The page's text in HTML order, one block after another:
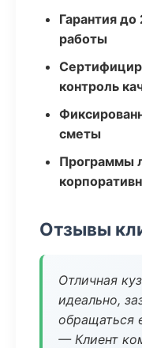
Гарантия
работы
контроль
сметы
Программы
Отзывы
Отличная
идеально,
обращаться
— Клиент